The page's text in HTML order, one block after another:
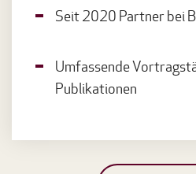
Seit 2020 Partner bei
Umfassende
Publikationen